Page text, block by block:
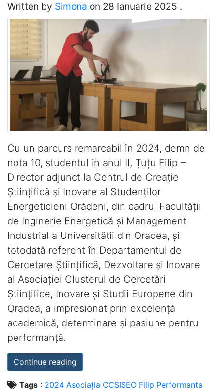
Written by Simona on 28 Ianuarie 2025 .
Cu un parcurs remarcabil în 2024, demn de
nota 10, studentul în anul II, Țuțu Filip –
Director adjunct la Centrul de Creație
Științifică și Inovare al Studenților
Energeticieni Orădeni, din cadrul Facultății
de Inginerie Energetică și Management
Industrial a Universității din Oradea, și
totodată referent în Departamentul de
Cercetare Științifică, Dezvoltare și Inovare
al Asociației Clusterul de Cercetări
Științifice, Inovare și Studii Europene din
Oradea, a impresionat prin excelență
academică, determinare și pasiune pentru
performanță.
Continue reading
Tags : 2024 Asociația CCSISEO Filip Performanta